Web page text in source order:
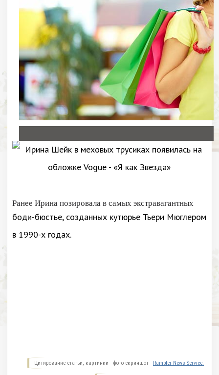
Ранее Ирина позировала в самых экстравагантных
боди-бюстье, созданных кутюрье Тьери Мюглером
в 1990-х годах.
Цитирование статьи, картинки - фото скриншот - Rambler News Service.